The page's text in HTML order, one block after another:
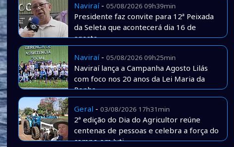
Naviraí- 05/08/2026 09h39min
Presidente faz convite para 12ª Peixada
da Seleta que acontecerá dia 16 de
agosto
Naviraí- 05/08/2026 09h25min
Naviraí lança a Campanha Agosto Lilás
com foco nos 20 anos da Lei Maria da
Penha
Geral - 03/08/2026 17h31min
2ª edição do Dia do Agricultor reúne
centenas de pessoas e celebra a força do
campo em Juti